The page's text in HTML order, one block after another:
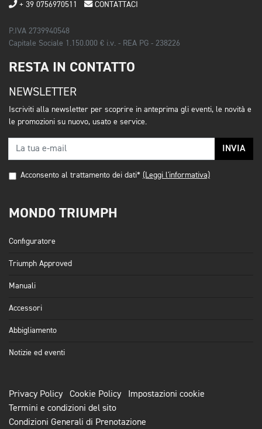
+ 39 0756970511 CONTATTACI
P.IVA 2739940548
Capitale Sociale 1.150.000 € i.v. - REA PG - 238226
RESTA IN CONTATTO
NEWSLETTER
Iscriviti alla newsletter per scoprire in anteprima gli eventi, le novità e
le promozioni su nuovo, usato e service.
INVIA
Acconsento al trattamento dei dati* (Leggi l'informativa)
MONDO TRIUMPH
Configuratore
Triumph Approved
Manuali
Accessori
Abbigliamento
Notizie ed eventi
Privacy Policy Cookie Policy
Impostazioni cookie
Termini e condizioni del sito
Condizioni Generali di Prenotazione